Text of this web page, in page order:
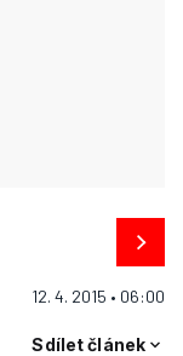
12. 4. 2015 • 06:00
Sdílet článek